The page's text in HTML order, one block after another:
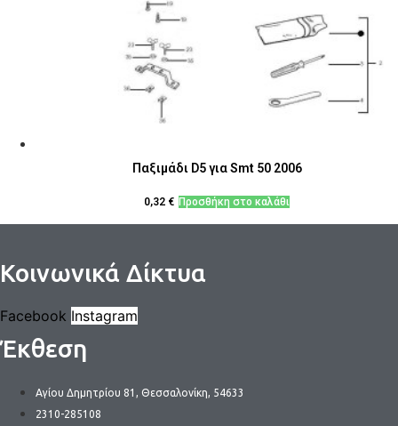
Παξιμάδι D5 για Smt 50 2006
0,32 € Προσθήκη στο καλάθι
Κοινωνικά Δίκτυα
Facebook Instagram
Έκθεση
Αγίου Δημητρίου 81, Θεσσαλονίκη, 54633
2310-285108